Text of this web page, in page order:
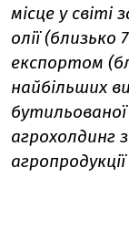
місце у
олії
експортом
найбільших
бутильованої
агрохолдинг